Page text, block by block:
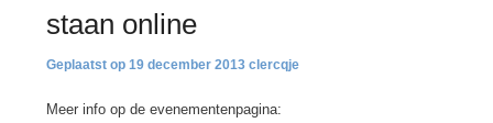
staan online
19 december 2013 clercqje
Meer info op de evenementenpagina: